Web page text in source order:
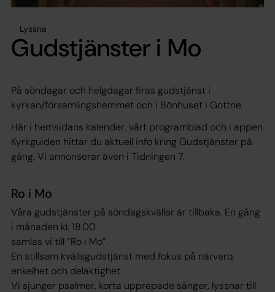
Lyssna
Gudstjänster i Mo
På söndagar och helgdagar firas gudstjänst i
kyrkan/församlingshemmet och i Bönhuset i Gottne.
Här i hemsidans kalender, vårt programblad och i appen
Kyrkguiden hittar du aktuell info kring Gudstjänster på
gång. Vi annonserar även i Tidningen 7.
Ro i Mo
Våra gudstjänster på söndagskvällar är tillbaka. En gång
i månaden kl. 18.00
samlas vi till ”Ro i Mo”.
En stillsam kvällsgudstjänst med fokus på närvaro,
enkelhet och delaktighet.
Vi sjunger psalmer, korta upprepade sånger, lyssnar till